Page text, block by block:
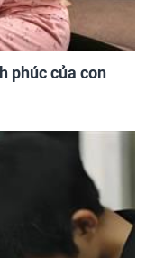
phúc của con